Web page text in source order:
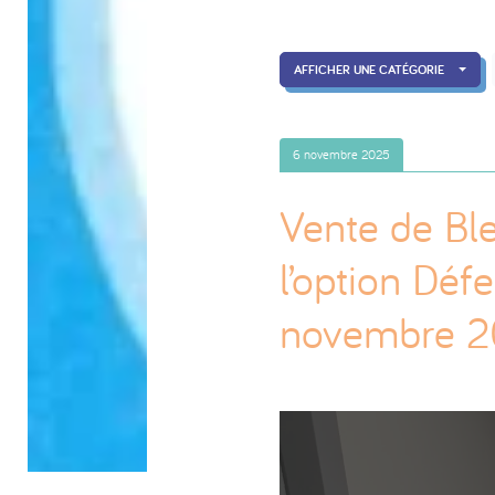
AFFICHER UNE CATÉGORIE
6 novembre 2025
Vente de
l’option
novembre